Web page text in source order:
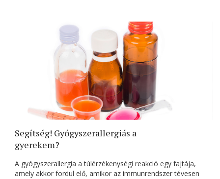
Segítség! Gyógyszerallergiás a
gyerekem?
A gyógyszerallergia a túlérzékenységi reakció egy fajtája,
amely akkor fordul elő, amikor az immunrendszer tévesen